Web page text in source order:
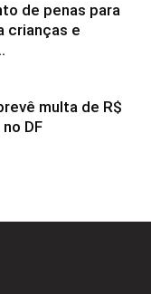
de penas para
crianças e
multa de R$
DF